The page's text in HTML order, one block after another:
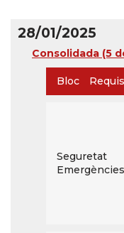
28/01/2025
Consolidada (5
Bloc
Seguretat
Emergències